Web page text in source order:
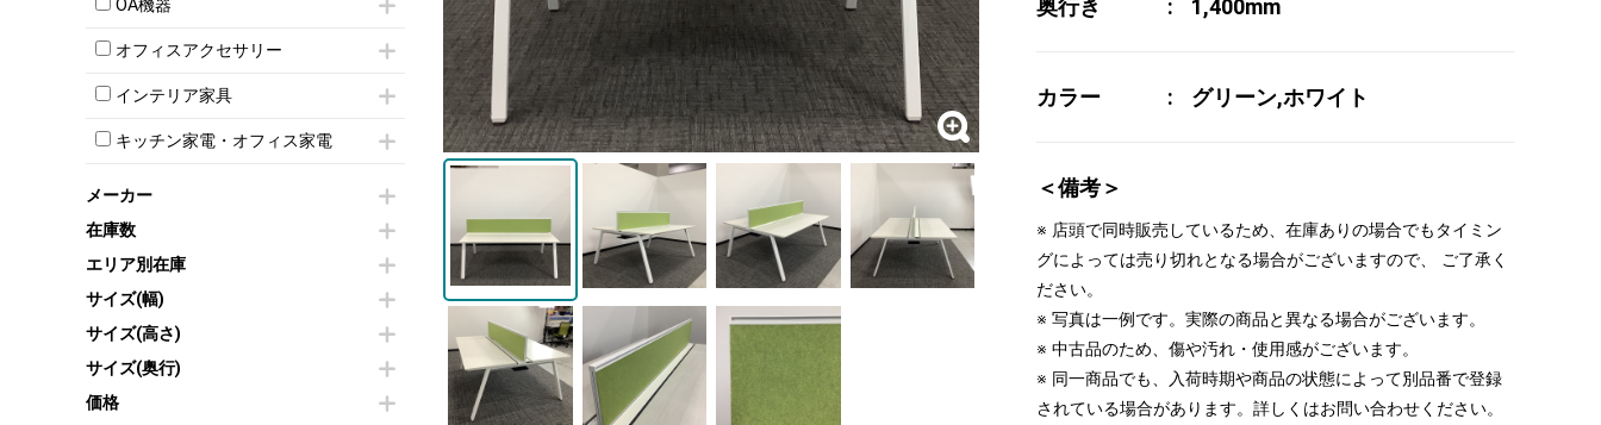
ダイヤル錠ロッカー
ボタン錠ロッカー
シューズロッカー・下駄箱
ロッカーその他
会議テーブルW1200～
会議テーブルW1800～
折りたたみ会議テーブル
ハイテーブル
ハイチェア
ミーティングチェアその他
応接・役員家具その他
自立タイプパーテーション
パーテーションその他
壁掛けホワイトボード
ホワイトボードその他
OA機器
iPad
電話機（ビジネスフォン）
シュレッダー
スクリーン
プリンター・コピー機
オフィスアクセサリー
チェア用台車
演台・講演台・演説台
防音パネル
コートハンガー・ポールハンガー
傘立て
食器棚・キッチンキャビネット
オフィスアクセサリーその他
インテリア家具
モールドチェア
ダイニングチェア
カウンターテーブル
センターテーブル・サイドテーブル
カフェテーブル
ソファ
シェルフ
ダストボックス（ゴミ箱）
インテリア家具その他
キッチン家電・オフィス家電
冷蔵庫・洗濯機
空気清浄機・加湿器
電子レンジ
液晶テレビ・モニター類
エアコン
照明機器
季節家電
その他キッチン家電・オフィス家電
メーカー
在庫数
エリア別在庫
サイズ(幅)
サイズ(高さ)
サイズ(奥行)
価格
奥行き
1,400mm
カラー グリーン,ホワイト
＜備考＞
※ 店頭で同時販売しているため、在庫ありの場合でもタイミン
グによっては売り切れとなる場合がございますので、 ご了承く
ださい。
※ 写真は一例です。実際の商品と異なる場合がございます。
※ 中古品のため、傷や汚れ・使用感がございます。
※ 同一商品でも、入荷時期や商品の状態によって別品番で登録
されている場合があります。詳しくはお問い合わせください。